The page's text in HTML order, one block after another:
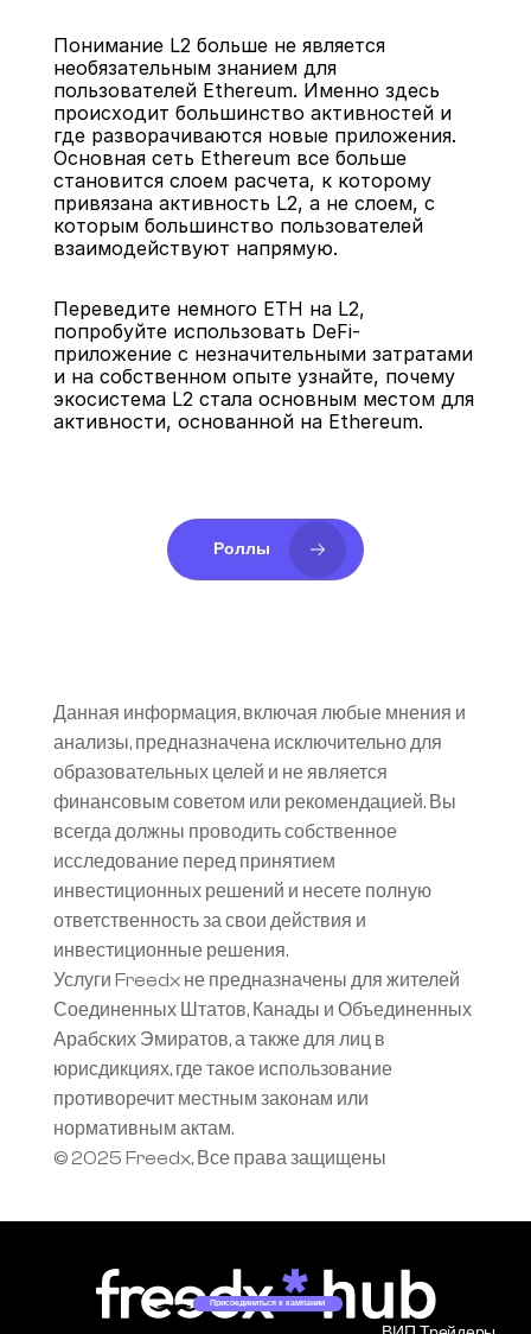
Понимание L2 больше не является
необязательным знанием для
пользователей Ethereum. Именно здесь
происходит большинство активностей и
где разворачиваются новые приложения.
Основная сеть Ethereum все больше
становится слоем расчета, к которому
привязана активность L2, а не слоем, с
которым большинство пользователей
взаимодействуют напрямую.
Переведите немного ETH на L2,
попробуйте использовать DeFi-
приложение с незначительными затратами
и на собственном опыте узнайте, почему
экосистема L2 стала основным местом для
активности, основанной на Ethereum.
Роллы
Данная информация, включая любые мнения и
анализы, предназначена исключительно для
образовательных целей и не является
финансовым советом или рекомендацией. Вы
всегда должны проводить собственное
исследование перед принятием
инвестиционных решений и несете полную
ответственность за свои действия и
инвестиционные решения.
Услуги Freedx не предназначены для жителей
Соединенных Штатов, Канады и Объединенных
Арабских Эмиратов, а также для лиц в
юрисдикциях, где такое использование
противоречит местным законам или
нормативным актам.
© 2025 Freedx, Все права защищены
Присоединиться к кампании